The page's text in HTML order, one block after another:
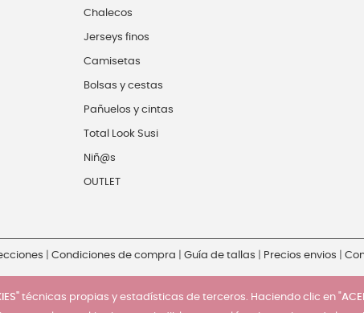
Chalecos
Jerseys finos
Camisetas
Bolsas y cestas
Pañuelos y cintas
Total Look Susi
Niñ@s
OUTLET
Condiciones de compra Guía de tallas Precios envios
técnicas propias y estadísticas de terceros. Haciendo clic en "